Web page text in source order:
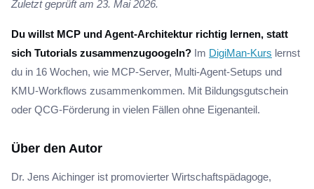
Zuletzt geprüft am 23. Mai 2026.
Du willst MCP und Agent-Architektur richtig lernen, statt
sich Tutorials zusammenzugoogeln? Im DigiMan-Kurs lernst
du in 16 Wochen, wie MCP-Server, Multi-Agent-Setups und
KMU-Workflows zusammenkommen. Mit Bildungsgutschein
oder QCG-Förderung in vielen Fällen ohne Eigenanteil.
Über den Autor
Dr. Jens Aichinger ist promovierter Wirtschaftspädagoge,